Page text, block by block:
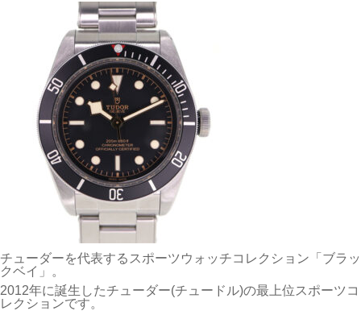
チューダーを代表するスポーツウォッチコレクション「ブラッ
クベイ」。
2012年に誕生したチューダー(チュードル)の最上位スポーツコ
レクションです。